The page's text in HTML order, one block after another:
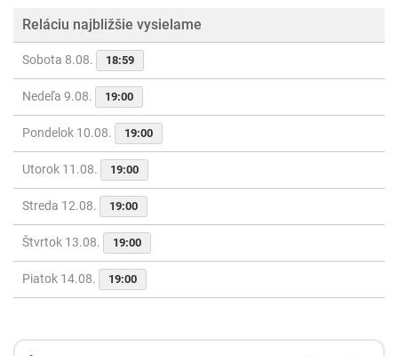
Reláciu najbližšie vysielame
Sobota 8.08. 18:59
Nedeľa 9.08. 19:00
Pondelok 10.08. 19:00
Utorok 11.08. 19:00
Streda 12.08. 19:00
Štvrtok 13.08. 19:00
Piatok 14.08. 19:00